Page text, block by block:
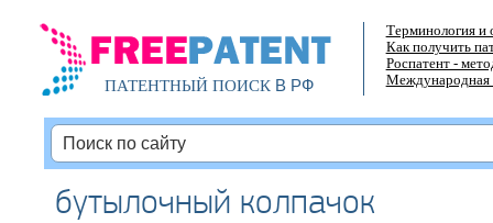
ПАТЕНТНЫЙ ПОИСКВ РФ
Терминология и
Как получить
Роспатент -
Международная
бутылочный колпачок